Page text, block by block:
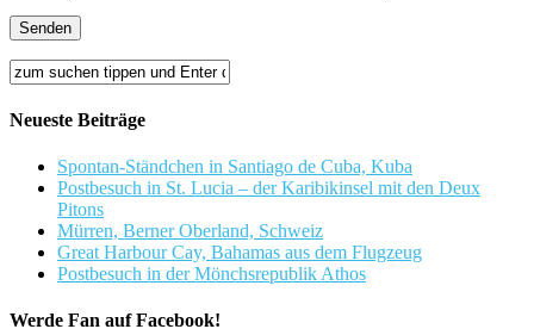
Neueste Beiträge
Spontan-Ständchen in Santiago de Cuba, Kuba
Postbesuch in St. Lucia – der Karibikinsel mit den Deux
Pitons
Mürren, Berner Oberland, Schweiz
Great Harbour Cay, Bahamas aus dem Flugzeug
Postbesuch in der Mönchsrepublik Athos
Werde Fan auf Facebook!